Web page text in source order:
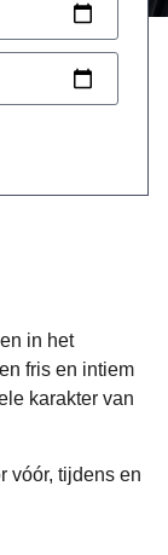
in het
fris en intiem
karakter van
vóór, tijdens en